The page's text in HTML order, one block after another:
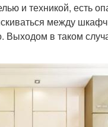
и техникой, есть
между
Выходом в таком